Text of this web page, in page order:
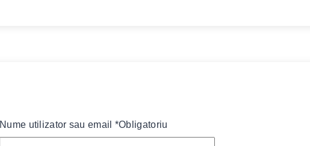
Nume utilizator sau email *Obligatoriu